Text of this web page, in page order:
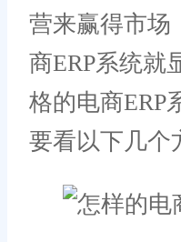
营来赢得市场
商ERP系统就
格的电商ERP
要看以下几个